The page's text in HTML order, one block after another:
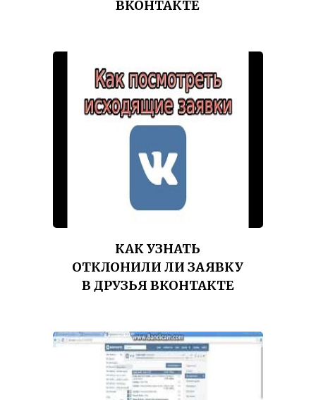
ВКОНТАКТЕ
КАК УЗНАТЬ
ОТКЛОНИЛИ ЛИ ЗАЯВКУ
В ДРУЗЬЯ ВКОНТАКТЕ